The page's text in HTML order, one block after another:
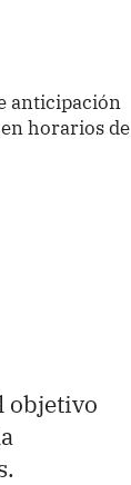
anticipación
horarios de
objetivo